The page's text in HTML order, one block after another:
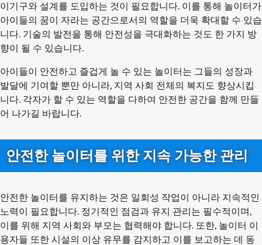
이기구와 설계를 도입하는 것이 필요합니다. 이를 통해 놀이터가
아이들의 꿈이 자라는 공간으로서의 역할을 더욱 확대할 수 있습
니다. 기술의 발전을 통해 안전성을 극대화하는 것도 한 가지 방
향이 될 수 있습니다.
아이들이 안전하고 즐겁게 놀 수 있는 놀이터는 그들의 성장과
발달에 기여할 뿐만 아니라, 지역 사회 전체의 복지도 향상시킵
니다. 각자가 할 수 있는 역할을 다하여 안전한 공간을 함께 만들
어 나가길 바랍니다.
안전한 놀이터를 위한 지속 가능한 관리
안전한 놀이터를 유지하는 것은 일회성 작업이 아니라 지속적인
노력이 필요합니다. 정기적인 점검과 유지 관리는 필수적이며,
이를 위해 지역 사회와 부모는 협력해야 합니다. 또한, 놀이터 이
용자들 또한 시설의 이상 유무를 감지하고 이를 보고하는 데 동